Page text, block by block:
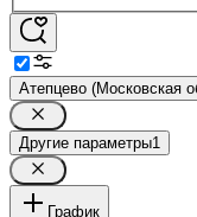
Атепцево (Московская
Другие параметры1
График